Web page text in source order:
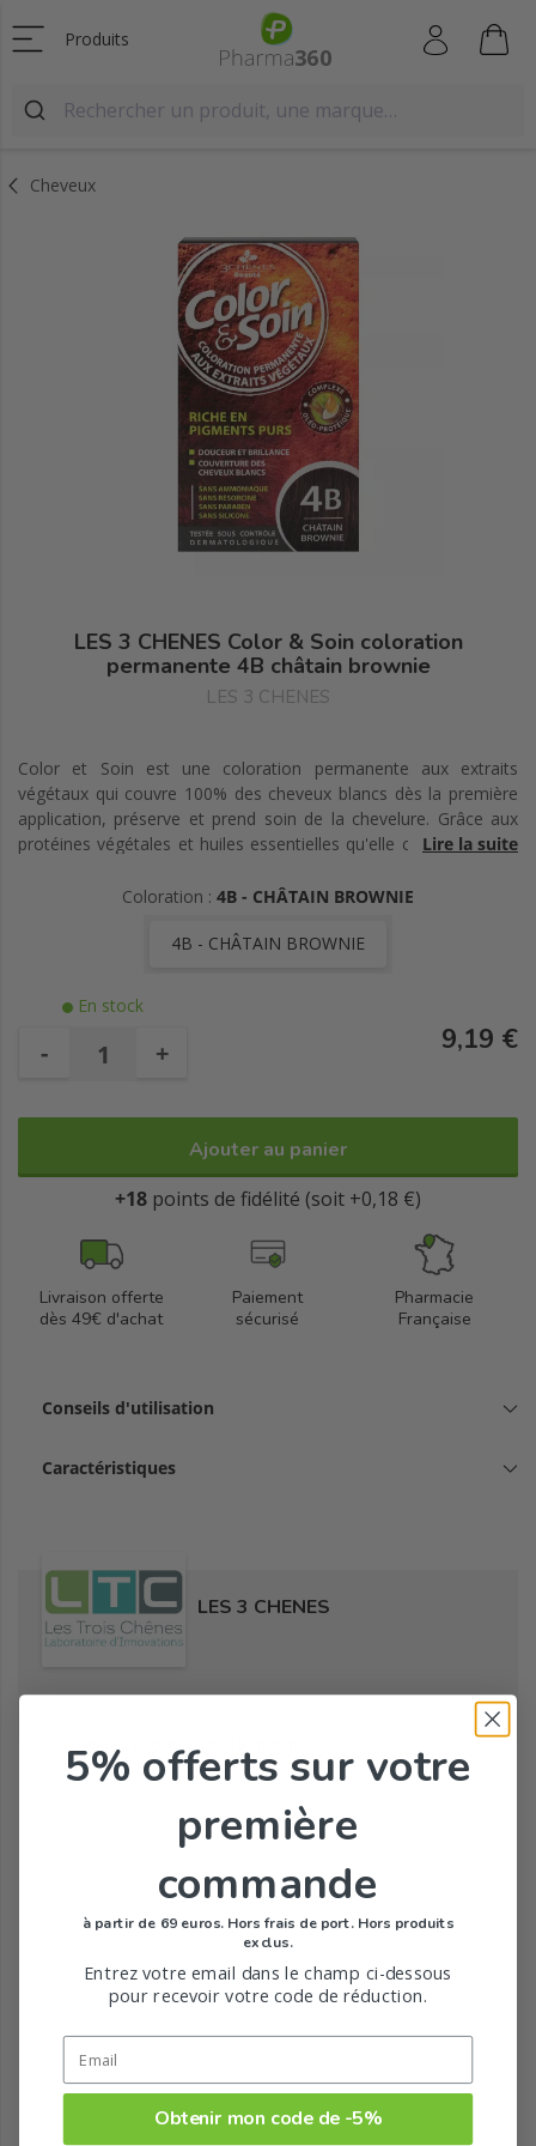
Produits
Cheveux
LES 3 CHENES Color & Soin coloration
permanente 4B châtain brownie
LES 3 CHENES
Color et Soin est une coloration permanente aux extraits
végétaux qui couvre 100% des cheveux blancs dès la première
application, préserve et prend soin de la chevelure. Grâce aux
protéines végétales et huiles essentielles qu'elle contient, Color
Sans ammoniaque, sans paraben, sans résorcine, sans silicone,
Lire la suite
Coloration : 4B - CHÂTAIN BROWNIE
4B - CHÂTAIN BROWNIE
En stock
- + 9,19 €
Ajouter au panier
+18 points de fidélité (soit +0,18 €)
Livraison offerte
dès 49€ d'achat
Paiement
sécurisé
Pharmacie
Française
Conseils d'utilisation
Caractéristiques
LES 3 CHENES
Tous les produits de la marque
5% offerts sur votre
première
commande
à partir de 69 euros. Hors frais de port. Hors produits
exclus.
Entrez votre email dans le champ ci-dessous
pour recevoir votre code de réduction.
Obtenir mon code de -5%